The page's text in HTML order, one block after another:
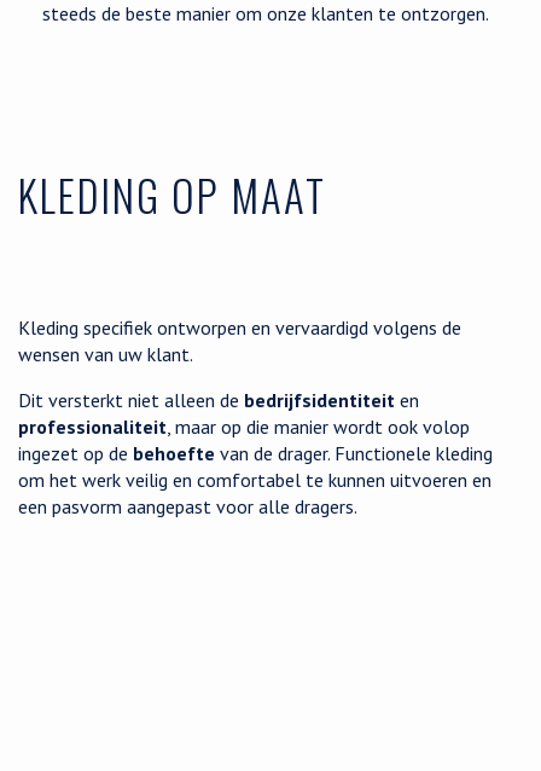
steeds de beste manier om onze klanten te ontzorgen.
KLEDING OP MAAT
Kleding specifiek ontworpen en vervaardigd volgens de
wensen van uw klant.
Dit versterkt niet alleen de bedrijfsidentiteit en
professionaliteit, maar op die manier wordt ook volop
ingezet op de behoefte van de drager. Functionele kleding
om het werk veilig en comfortabel te kunnen uitvoeren en
een pasvorm aangepast voor alle dragers.